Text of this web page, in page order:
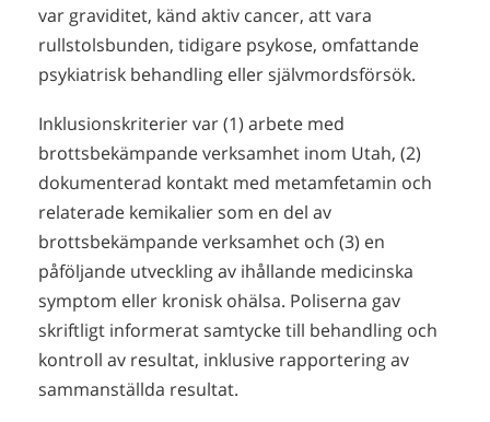
var graviditet, känd aktiv cancer, att vara
rullstolsbunden, tidigare psykose, omfattande
psykiatrisk behandling eller självmordsförsök.
Inklusionskriterier var (1) arbete med
brottsbekämpande verksamhet inom Utah, (2)
dokumenterad kontakt med metamfetamin och
relaterade kemikalier som en del av
brottsbekämpande verksamhet och (3) en
påföljande utveckling av ihållande medicinska
symptom eller kronisk ohälsa. Poliserna gav
skriftligt informerat samtycke till behandling och
kontroll av resultat, inklusive rapportering av
sammanställda resultat.